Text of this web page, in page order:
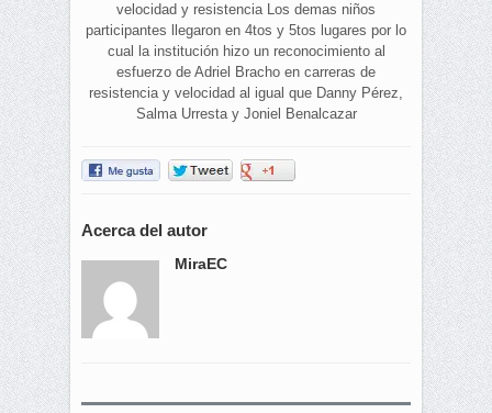
velocidad y resistencia Los demas niños
participantes llegaron en 4tos y 5tos lugares por lo
cual la institución hizo un reconocimiento al
esfuerzo de Adriel Bracho en carreras de
resistencia y velocidad al igual que Danny Pérez,
Salma Urresta y Joniel Benalcazar
Acerca del autor
MiraEC